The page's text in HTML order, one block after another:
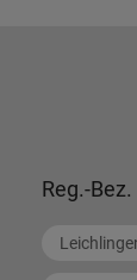
Reg.-Bez.